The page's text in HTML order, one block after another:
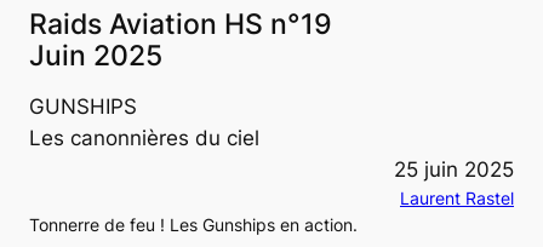
Raids Aviation HS n°19
Juin 2025
GUNSHIPS
Les canonnières du ciel
25 juin 2025
Laurent Rastel
Tonnerre de feu ! Les Gunships en action.